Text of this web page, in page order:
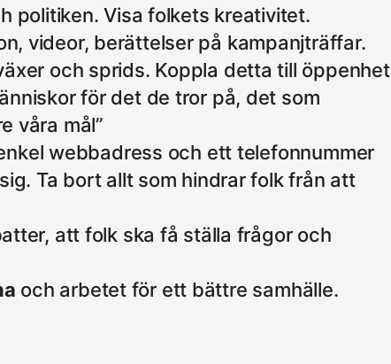
politiken. Visa folkets kreativitet.
videor, berättelser på kampanjträffar.
och sprids. Koppla detta till öppenhet
för det de tror på, det som
våra mål”
webbadress och ett telefonnummer
Ta bort allt som hindrar folk från att
att folk ska få ställa frågor och
och arbetet för ett bättre samhälle.